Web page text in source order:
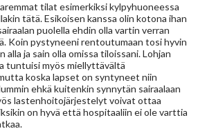
tilat esimerkiksi kylpyhuoneessa
tätä. Esikoisen kanssa olin kotona ihan
puolella ehdin olla vartin verran
Koin pystyneeni rentoutumaan tosi hyvin
alla ja sain olla omissa tiloissani. Lohjan
tuntuisi myös miellyttävältä
koska lapset on syntyneet niin
ehkä kuitenkin synnytän sairaalaan
lastenhoitojärjestelyt voivat ottaa
on hyvä että hospitaaliin ei ole varttia